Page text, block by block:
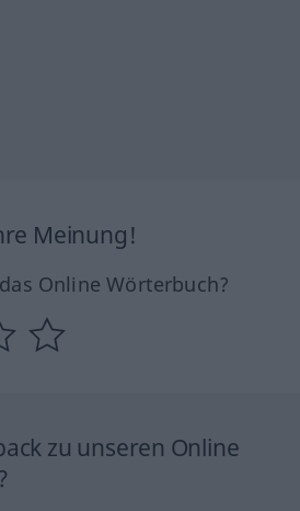
Meinung!
Online Wörterbuch?
zu unseren Online